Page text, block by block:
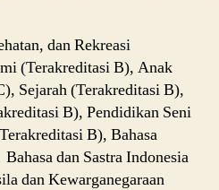
dan Rekreasi
(Terakreditasi B), Anak
Sejarah (Terakreditasi B),
B), Pendidikan Seni
B), Bahasa
dan Sastra Indonesia
dan Kewarganegaraan